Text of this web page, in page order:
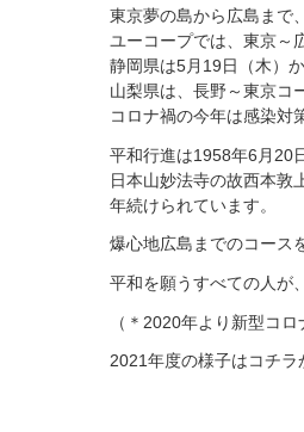
東京夢の島から広島まで
ユーコープでは、東京～
静岡県は5月19日（木）
山梨県は、長野～東京コ
コロナ禍の今年は感染対
平和行進は1958年6月20
日本山妙法寺の故西本敦
年続けられています。
爆心地広島までのコース
平和を願うすべての人が
（＊2020年より新型コ
2021年度の様子はコチラ